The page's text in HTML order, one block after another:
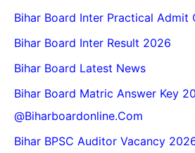
Bihar Board Inter Practical Admit
Bihar Board Inter Result 2026
Bihar Board Latest News
Bihar Board Matric Answer Key
@biharboardonline.com
Bihar BPSC Auditor Vacancy